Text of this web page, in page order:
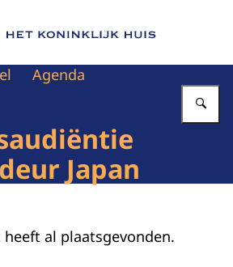
homepage van Het Koninklijk Huis
Agenda
Japan
al plaatsgevonden.